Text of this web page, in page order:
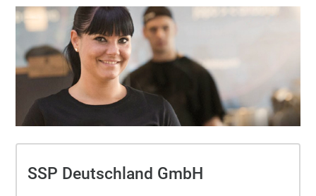
SSP Deutschland GmbH